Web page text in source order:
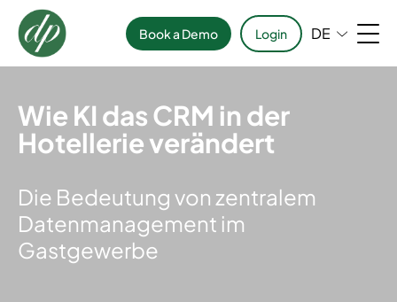
Book a Demo Login DE
Wie KI das CRM in der
Hotellerie verändert
Die Bedeutung von zentralem
Datenmanagement im
Gastgewerbe